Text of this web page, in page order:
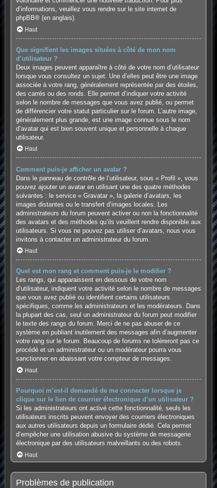
d’informations, veuillez vous rendre sur le site internet de
phpBB® (en anglais).
Haut
Que signifient les images situées à côté de mon nom
d’utilisateur ?
Deux images peuvent apparaître à côté de votre nom d’utilisateur
lorsque vous consultez un sujet. Une d’elles peut être une image
associée à votre rang, généralement représentée par des étoiles,
des carrés ou des ronds. Elle permet d’indiquer votre activité
selon le nombre de messages que vous avez publié, ou permet
de différencier votre statut particulier sur le forum. L’autre image,
généralement plus grande, est une image connue sous le nom
d’avatar qui est bien souvent unique et personnelle à chaque
utilisateur.
Haut
Comment puis-je afficher un avatar ?
Dans le panneau de contrôle de l’utilisateur, sous « Profil », vous
pouvez ajouter un avatar en utilisant une des quatre méthodes
suivantes : le service « Gravatar », la galerie d’avatars, les
images distantes ou le transfert d’images locales. Les
administrateurs du forum peuvent activer ou non la fonctionnalité
des avatars et des méthodes qu’ils veuillent rendre disponible aux
utilisateurs. Si vous ne pouvez pas utiliser d’avatars, nous vous
invitons à contacter un administrateur du forum.
Haut
Quel est mon rang et comment puis-je le modifier ?
Les rangs, qui apparaissent en dessous de votre nom
d’utilisateur, indiquent votre activité selon le nombre de messages
que vous avez publié ou identifient certains utilisateurs
spécifiques, comme les administrateurs et les modérateurs. Dans
la plupart des cas, seul un administrateur du forum peut modifier
le texte des rangs du forum. Merci de ne pas abuser de ce
système en publiant inutilement des messages afin d’augmenter
votre rang sur le forum. Beaucoup de forums ne toléreront pas ce
procédé et un administrateur ou un modérateur pourra vous
sanctionner en abaissant votre compteur de messages.
Haut
Pourquoi m’est-il demandé de me connecter lorsque je
clique sur le lien de courrier électronique d’un utilisateur ?
Si les administrateurs ont activé cette fonctionnalité, seuls les
utilisateurs inscrits peuvent envoyer des courriers électroniques
aux autres utilisateurs depuis un formulaire dédié. Cela permet
d’empêcher une utilisation abusive du système de messagerie
électronique par des utilisateurs malveillants ou des robots.
Haut
Problèmes de publication